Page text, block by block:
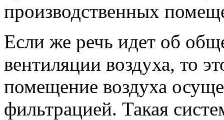
производственных
Если же речь идет об
вентиляции воздуха, то
помещение воздуха
фильтрацией. Такая